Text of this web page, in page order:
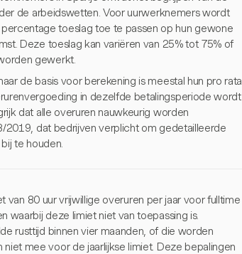
de arbeidswetten. Voor uurwerknemers wordt
toeslag toe te passen op hun gewone
Deze toeslag kan variëren van 25% tot 75% of
gewerkt.
de basis voor berekening is meestal hun pro rata
in dezelfde betalingsperiode wordt
dat alle overuren nauwkeurig worden
2019, dat bedrijven verplicht om gedetailleerde
te houden.
van 80 uur vrijwillige overuren per jaar voor fulltime
waarbij deze limiet niet van toepassing is.
rusttijd binnen vier maanden, of die worden
mee voor de jaarlijkse limiet. Deze bepalingen